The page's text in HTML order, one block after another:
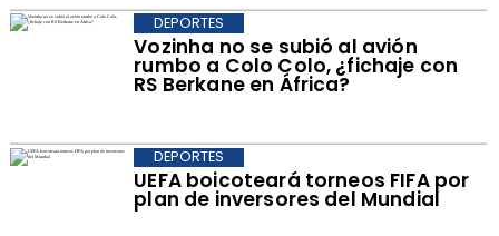
Vozinha no se subió al avión
rumbo a Colo Colo, ¿fichaje con
RS Berkane en África?
DEPORTES
UEFA boicoteará torneos FIFA por
plan de inversores del Mundial
DEPORTES